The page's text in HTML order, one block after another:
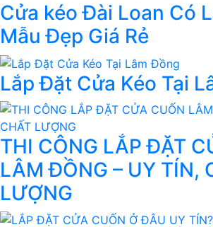
Cửa kéo Đài Loan Có
Mẫu Đẹp Giá Rẻ
Lắp Đặt Cửa Kéo Tại
THI CÔNG LẮP ĐẶT
LÂM ĐỒNG – UY TÍN,
LƯỢNG